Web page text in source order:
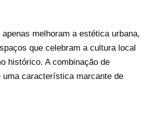
melhoram a estética urbana,
que celebram a cultura local
histórico. A combinação de
uma característica marcante de